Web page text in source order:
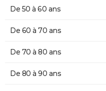
De 50 à 60 ans
De 60 à 70 ans
De 70 à 80 ans
De 80 à 90 ans